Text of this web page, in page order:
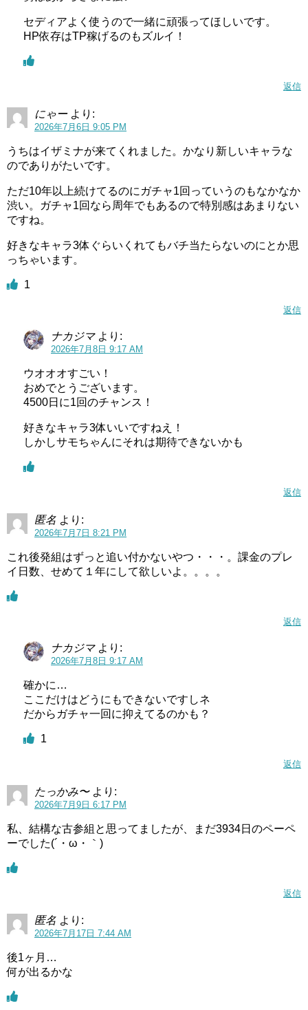
セディアよく使うので一緒に頑張ってほしいです。
HP依存はTP稼げるのもズルイ！
返信
にゃー より:
2026年7月6日 9:05 PM
うちはイザミナが来てくれました。かなり新しいキャラな
のでありがたいです。
ただ10年以上続けてるのにガチャ1回っていうのもなかなか
渋い。ガチャ1回なら周年でもあるので特別感はあまりない
ですね。
好きなキャラ3体ぐらいくれてもバチ当たらないのにとか思
っちゃいます。
1
返信
ナカジマ より:
2026年7月8日 9:17 AM
ウオオオすごい！
おめでとうございます。
4500日に1回のチャンス！
好きなキャラ3体いいですねえ！
しかしサモちゃんにそれは期待できないかも
返信
匿名 より:
2026年7月7日 8:21 PM
これ後発組はずっと追い付かないやつ・・・。課金のプレ
イ日数、せめて１年にして欲しいよ。。。。
返信
ナカジマ より:
2026年7月8日 9:17 AM
確かに…
ここだけはどうにもできないですしネ
だからガチャ一回に抑えてるのかも？
1
返信
たっかみ〜 より:
2026年7月9日 6:17 PM
私、結構な古参組と思ってましたが、まだ3934日のペーペ
ーでした(´・ω・｀)
返信
匿名 より:
2026年7月17日 7:44 AM
後1ヶ月…
何が出るかな